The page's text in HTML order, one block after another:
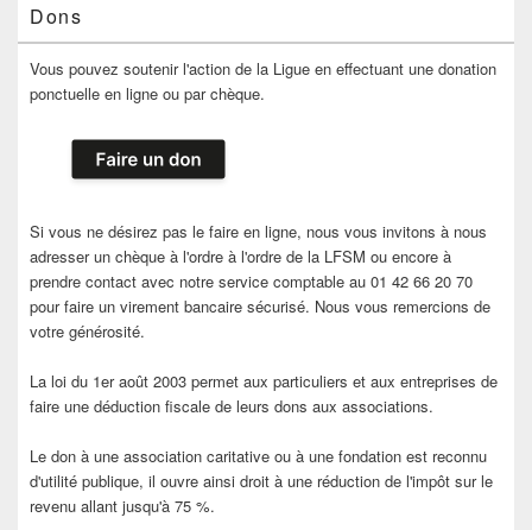
Dons
Vous pouvez soutenir l'action de la Ligue en effectuant une donation
ponctuelle en ligne ou par chèque.
Si vous ne désirez pas le faire en ligne, nous vous invitons à nous
adresser un chèque à l'ordre à l'ordre de la LFSM ou encore à
prendre contact avec notre service comptable au 01 42 66 20 70
pour faire un virement bancaire sécurisé. Nous vous remercions de
votre générosité.
La loi du 1er août 2003 permet aux particuliers et aux entreprises de
faire une déduction fiscale de leurs dons aux associations.
Le don à une association caritative ou à une fondation est reconnu
d'utilité publique, il ouvre ainsi droit à une réduction de l'impôt sur le
revenu allant jusqu'à 75 %.